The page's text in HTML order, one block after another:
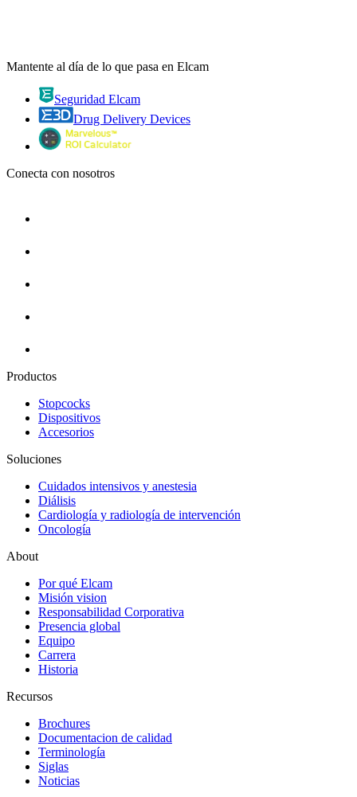
Mantente al día de lo que pasa en Elcam
Seguridad Elcam
Drug Delivery Devices
Conecta con nosotros
Productos
Stopcocks
Dispositivos
Accesorios
Soluciones
Cuidados intensivos y anestesia
Diálisis
Cardiología y radiología de intervención
Oncología
About
Por qué Elcam
Misión vision
Responsabilidad Corporativa
Presencia global
Equipo
Carrera
Historia
Recursos
Brochures
Documentacion de calidad
Terminología
Siglas
Noticias